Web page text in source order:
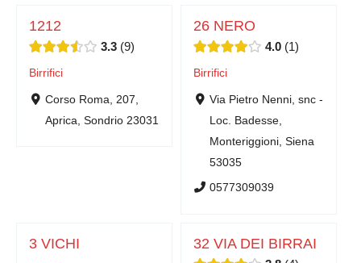
1212
3.3 9
Birrifici
Corso Roma, 207,
Aprica, Sondrio 23031
26 NERO
4.0 1
Birrifici
Via Pietro Nenni, snc -
Loc. Badesse,
Monteriggioni, Siena
53035
0577309039
3 VICHI 32 VIA DEI BIRRAI